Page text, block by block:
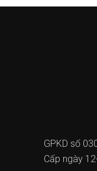
GPKD số
Cấp ngày